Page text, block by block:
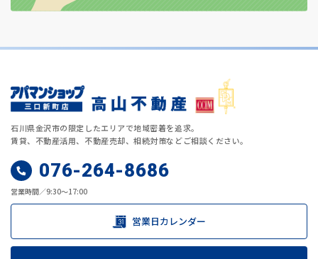
石川県金沢市の限定したエリアで地域密着を追求。
賃貸、不動産活用、不動産売却、相続対策などご相談ください。
076-264-8686
営業時間／9:30～17:00
営業日カレンダー